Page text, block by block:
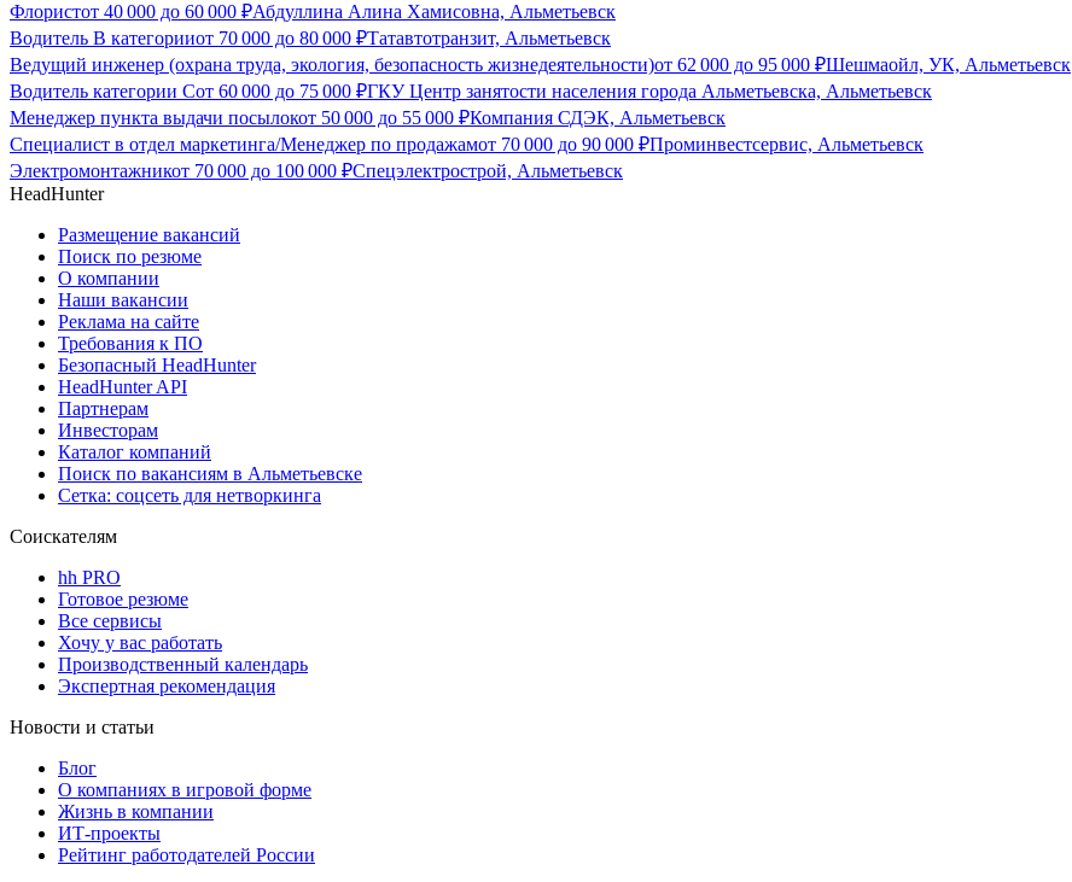
Флористот 40 000 до 60 000 ₽Абдуллина Алина Хамисовна, Альметьевск
Водитель В категорииот 70 000 до 80 000 ₽Татавтотранзит, Альметьевск
Ведущий инженер (охрана труда, экология, безопасность жизнедеятельности)от 62 000 до 95 000 ₽Шешмаойл, УК, Альметьевск
Водитель категории Сот 60 000 до 75 000 ₽ГКУ Центр занятости населения города Альметьевска, Альметьевск
Менеджер пункта выдачи посылокот 50 000 до 55 000 ₽Компания СДЭК, Альметьевск
Специалист в отдел маркетинга/Менеджер по продажамот 70 000 до 90 000 ₽Проминвестсервис, Альметьевск
Электромонтажникот 70 000 до 100 000 ₽Спецэлектрострой, Альметьевск
HeadHunter
Размещение вакансий
Поиск по резюме
О компании
Наши вакансии
Реклама на сайте
Требования к ПО
Безопасный HeadHunter
HeadHunter API
Партнерам
Инвесторам
Каталог компаний
Поиск по вакансиям в Альметьевске
Сетка: соцсеть для нетворкинга
Соискателям
hh PRO
Готовое резюме
Все сервисы
Хочу у вас работать
Производственный календарь
Экспертная рекомендация
Новости и статьи
Блог
О компаниях в игровой форме
Жизнь в компании
ИТ-проекты
Рейтинг работодателей России